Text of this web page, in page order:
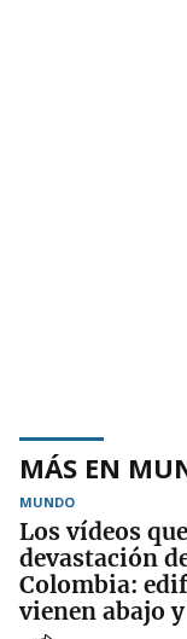
MÁS EN
MUNDO
Los vídeos
devastación
Colombia:
vienen abajo